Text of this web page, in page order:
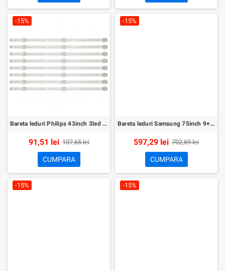
-15%
Bareta leduri Philips 43inch 3led set 8buc
91,51 lei 107,65 lei
CUMPARA
-15%
Bareta leduri Samsung 75inch 9+9+6led set 27buc
597,29 lei 702,69 lei
CUMPARA
-15% -15%